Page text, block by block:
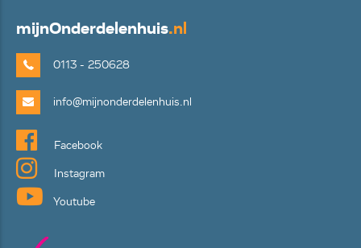
mijnOnderdelenhuis.nl
0113 - 250628
info@mijnonderdelenhuis.nl
Facebook
Instagram
Youtube